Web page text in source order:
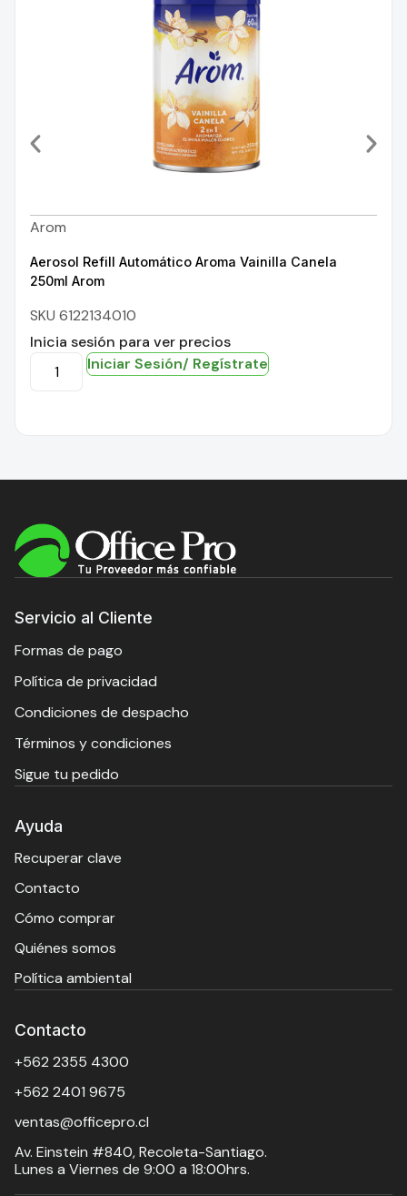
Arom
Aerosol Refill Automático Aroma Vainilla Canela
250ml Arom
SKU 6122134010
Inicia sesión para ver precios
Iniciar Sesión/ Regístrate
Servicio al Cliente
Formas de pago
Política de privacidad
Condiciones de despacho
Términos y condiciones
Sigue tu pedido
Ayuda
Recuperar clave
Contacto
Cómo comprar
Quiénes somos
Política ambiental
Contacto
+562 2355 4300
+562 2401 9675
ventas@officepro.cl
Av. Einstein #840, Recoleta-Santiago.
Lunes a Viernes de 9:00 a 18:00hrs.